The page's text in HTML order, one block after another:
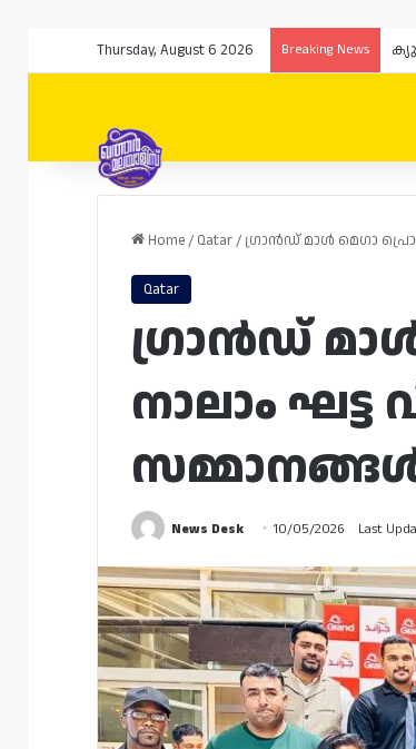
Thursday, August 6 2026 Breaking News
Home/ Qatar/ ഗ്രാൻഡ് മാൾ മെഗാ
Qatar
ഗ്രാൻഡ്
നാലാം
News Desk 10/05/2026 Last